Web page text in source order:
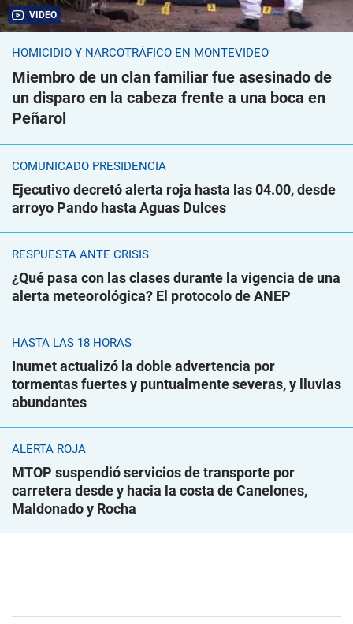
VIDEO
HOMICIDIO Y NARCOTRÁFICO EN MONTEVIDEO
Miembro de un clan familiar fue asesinado de
un disparo en la cabeza frente a una boca en
Peñarol
COMUNICADO PRESIDENCIA
Ejecutivo decretó alerta roja hasta las 04.00, desde
arroyo Pando hasta Aguas Dulces
RESPUESTA ANTE CRISIS
¿Qué pasa con las clases durante la vigencia de una
alerta meteorológica? El protocolo de ANEP
HASTA LAS 18 HORAS
Inumet actualizó la doble advertencia por
tormentas fuertes y puntualmente severas, y lluvias
abundantes
ALERTA ROJA
MTOP suspendió servicios de transporte por
carretera desde y hacia la costa de Canelones,
Maldonado y Rocha